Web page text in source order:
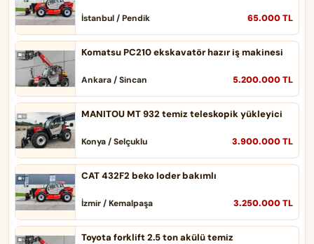
65.000 TL
İstanbul / Pendik
Komatsu PC210 ekskavatör hazır iş makinesi
5.200.000 TL
Ankara / Sincan
MANITOU MT 932 temiz teleskopik yükleyici
3.900.000 TL
Konya / Selçuklu
CAT 432F2 beko loder bakımlı
3.250.000 TL
İzmir / Kemalpaşa
Toyota forklift 2.5 ton akülü temiz